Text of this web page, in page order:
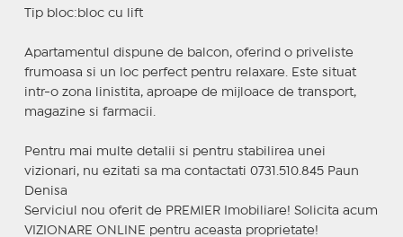
Tip bloc:bloc cu lift
Apartamentul dispune de balcon, oferind o priveliste
frumoasa si un loc perfect pentru relaxare. Este situat
intr-o zona linistita, aproape de mijloace de transport,
magazine si farmacii.
Pentru mai multe detalii si pentru stabilirea unei
vizionari, nu ezitati sa ma contactati 0731.510.845 Paun
Denisa
Serviciul nou oferit de PREMIER Imobiliare! Solicita acum
VIZIONARE ONLINE pentru aceasta proprietate!